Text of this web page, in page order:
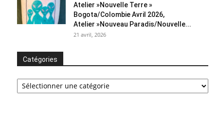
Atelier »Nouvelle Terre »
Bogota/Colombie Avril 2026,
Atelier »Nouveau Paradis/Nouvelle...
21 avril, 2026
Catégories
Catégories